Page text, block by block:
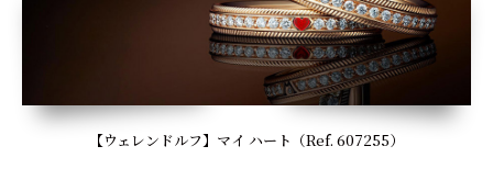
【ウェレンドルフ】マイ ハート（Ref. 607255）